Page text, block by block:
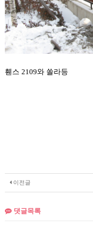
휀스 2109와 쏠라등
이전글
댓글목록